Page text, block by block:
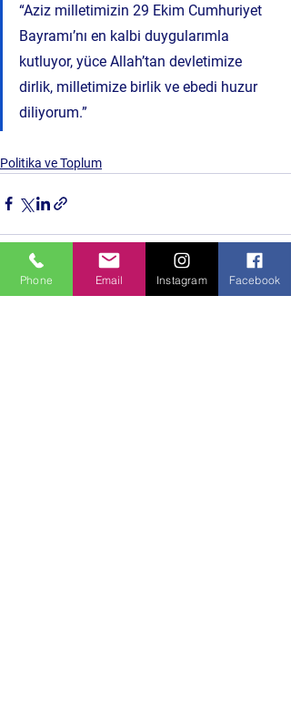
“Aziz milletimizin 29 Ekim Cumhuriyet
Bayramı’nı en kalbi duygularımla
kutluyor, yüce Allah’tan devletimize
dirlik, milletimize birlik ve ebedi huzur
diliyorum.”
Politika ve Toplum
Phone Email Instagram Facebook